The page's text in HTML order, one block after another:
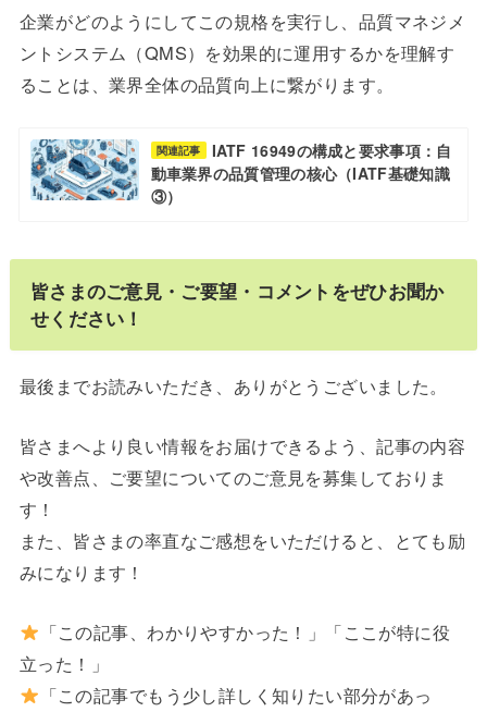
企業がどのようにしてこの規格を実行し、品質マネジメ
ントシステム（QMS）を効果的に運用するかを理解す
ることは、業界全体の品質向上に繋がります。
関連記事
IATF 16949の構成と要求事項：自
動車業界の品質管理の核心（IATF基礎知識
③）
皆さまのご意見・ご要望・コメントをぜひお聞か
せください！
最後までお読みいただき、ありがとうございました。
皆さまへより良い情報をお届けできるよう、記事の内容
や改善点、ご要望についてのご意見を募集しておりま
す！
また、皆さまの率直なご感想をいただけると、とても励
みになります！
「この記事、わかりやすかった！」「ここが特に役
立った！」
「この記事でもう少し詳しく知りたい部分があっ